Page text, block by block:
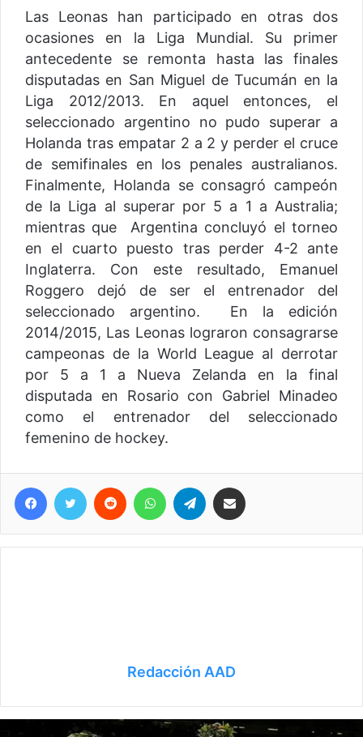
Las Leonas han participado en otras dos
ocasiones en la Liga Mundial. Su primer
antecedente se remonta hasta las finales
disputadas en San Miguel de Tucumán en la
Liga 2012/2013. En aquel entonces, el
seleccionado argentino no pudo superar a
Holanda tras empatar 2 a 2 y perder el cruce
de semifinales en los penales australianos.
Finalmente, Holanda se consagró campeón
de la Liga al superar por 5 a 1 a Australia;
mientras que Argentina concluyó el torneo
en el cuarto puesto tras perder 4-2 ante
Inglaterra. Con este resultado, Emanuel
Roggero dejó de ser el entrenador del
seleccionado argentino. En la edición
2014/2015, Las Leonas lograron consagrarse
campeonas de la World League al derrotar
por 5 a 1 a Nueva Zelanda en la final
disputada en Rosario con Gabriel Minadeo
como el entrenador del seleccionado
femenino de hockey.
Telegram
Redacción AAD